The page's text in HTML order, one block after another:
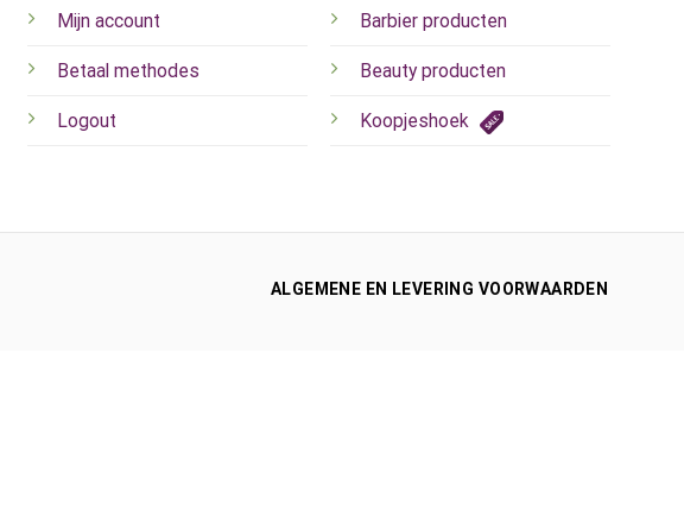
Mijn account
Betaal methodes
Logout
Barbier producten
Beauty producten
Koopjeshoek
ALGEMENE EN LEVERING VOORWAARDEN